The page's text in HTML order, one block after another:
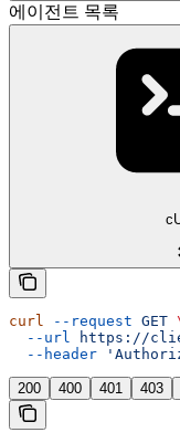
에이전트 목록
curl --request GET
  --url
https://
  --header
200 400 401 403